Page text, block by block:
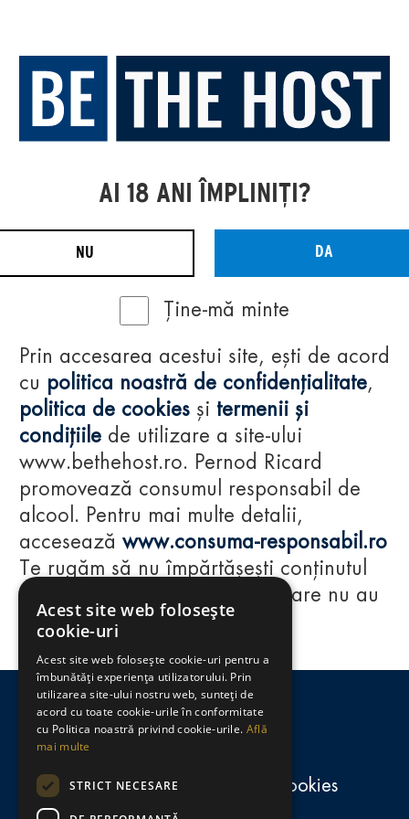
Regulamente
consumă-responsabil.ro
Politica de confidențialitate și cookies
AI 18 ANI ÎMPLINIȚI?
NU DA
Ține-mă minte
Prin accesarea acestui site, ești de acord
cu politica noastră de confidențialitate,
politica de cookies și termenii și
condițiile de utilizare a site-ului
www.bethehost.ro. Pernod Ricard
promovează consumul responsabil de
alcool. Pentru mai multe detalii,
accesează www.consuma-responsabil.ro
Te rugăm să nu împărtășești conținutul
acestui website cu persoane care nu au
împlinit vârsta de 18 ani.
Acest site web folosește
cookie-uri
Acest site web folosește cookie-uri pentru a
îmbunătăți experiența utilizatorului. Prin
utilizarea site-ului nostru web, sunteți de
acord cu toate cookie-urile în conformitate
cu Politica noastră privind cookie-urile. Află
mai multe
STRICT NECESARE